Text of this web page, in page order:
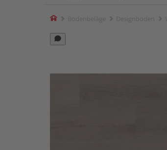
Home